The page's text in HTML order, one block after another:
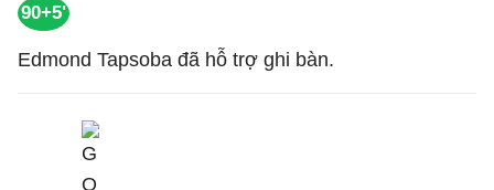
90+5'
Edmond Tapsoba đã hỗ trợ ghi bàn.